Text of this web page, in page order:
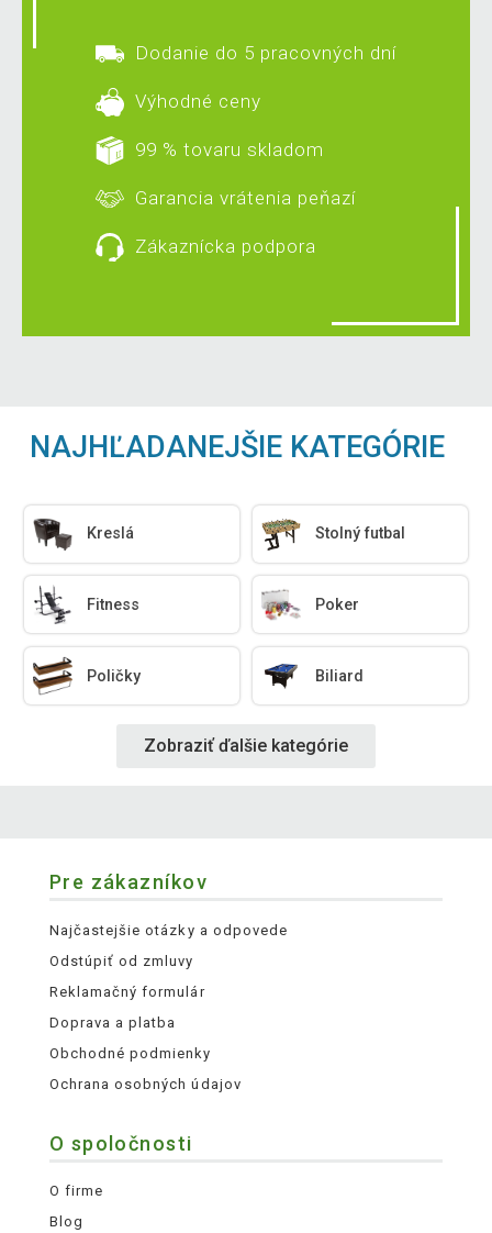
Dodanie do 5 pracovných dní
Výhodné ceny
99 % tovaru skladom
Garancia vrátenia peňazí
Zákaznícka podpora
NAJHĽADANEJŠIE KATEGÓRIE
Kreslá Stolný futbal
Fitness Poker
Poličky Biliard
Zobraziť ďalšie kategórie
Pre zákazníkov
Najčastejšie otázky a odpovede
Odstúpiť od zmluvy
Reklamačný formulár
Doprava a platba
Obchodné podmienky
Ochrana osobných údajov
O spoločnosti
O firme
Blog